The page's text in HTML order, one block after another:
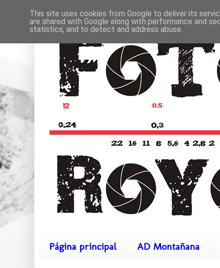
Página principal AD Montañana
This site uses cookies from Google to deliver its
are shared with Google along with performance and
statistics, and to detect and address abuse.